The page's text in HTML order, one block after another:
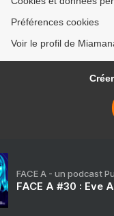
Préférences cookies
Voir le profil de
FACE A - un podcast
FACE A #30 : Eve